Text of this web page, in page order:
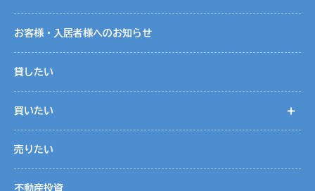
ては、個人情報を預けることがあります。この場合、個人情
約等において個人情報の適正管理・機密保持などによりお客
を実施させます。
６．個人情報の開示等の請求
お客様は、当社に対してご自身の個人情報の開示等（利用目
的の通知、開示、内容の訂正・追加・削除、利用の停止また
お客様・入居者様へのお知らせ
貸したい
買いたい
売りたい
不動産投資